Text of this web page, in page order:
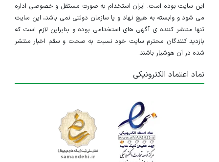
این سایت بوده است. ایران استخدام به صورت مستقل و خصوصی اداره
می شود و وابسته به هیچ نهاد و یا سازمان دولتی نمی باشد، این سایت
تنها منتشر کننده ی آگهی های استخدامی بوده و بنابراین لازم است که
بازدید کنندگان محترم سایت خود نسبت به صحت و سقم اخبار منتشر
شده در آن هوشیار باشند.
نماد اعتماد الکترونیکی